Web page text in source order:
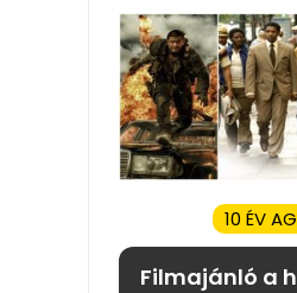
10 ÉV
Filmajánló a